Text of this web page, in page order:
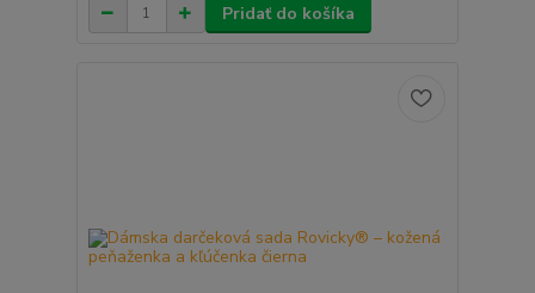
Pridať do košíka